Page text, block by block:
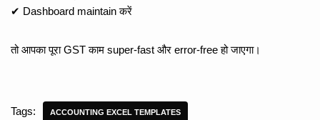
✔ Dashboard maintain करें
तो आपका पूरा GST काम super-fast और error-free हो जाएगा।
Tags: ACCOUNTING EXCEL TEMPLATES